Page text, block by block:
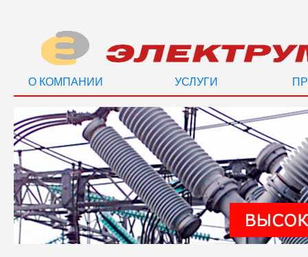
О КОМПАНИИ УСЛУГИ